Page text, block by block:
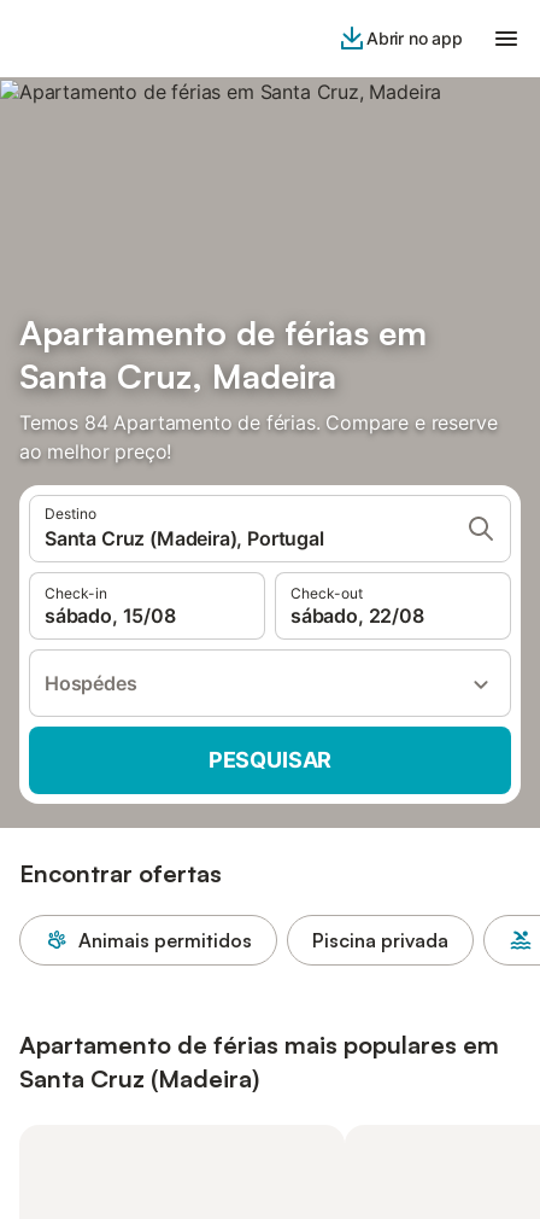
Abrir no app
Apartamento de férias em
Santa Cruz, Madeira
Temos 84 Apartamento de férias. Compare e reserve
ao melhor preço!
Destino
Santa Cruz (Madeira), Portugal
Check-in
sábado, 15/08
Check-out
sábado, 22/08
Hospédes
PESQUISAR
Encontrar ofertas
Animais permitidos Piscina privada
Apartamento de férias mais populares em
Santa Cruz (Madeira)